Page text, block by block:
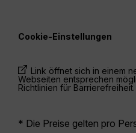
Cookie-Einstellungen
Link öffnet sich in einem
Webseiten entsprechen
Richtlinien für Barrierefreiheit.
* Die Preise gelten pro